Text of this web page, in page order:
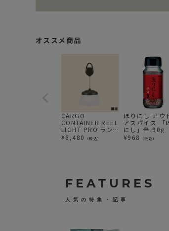
オススメ商品
CARGO
CONTAINER REEL
LIGHT PRO ラン
タン
¥6,480 （税込）
ほりにし アウ
アスパイス 「
にし」辛 90g
¥968 （税込）
FEATURES
人気の特集・記事